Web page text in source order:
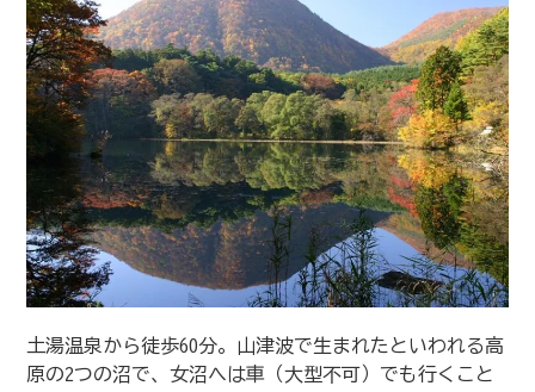
土湯温泉から徒歩60分。山津波で生まれたといわれる高
原の2つの沼で、女沼へは車（大型不可）でも行くこと